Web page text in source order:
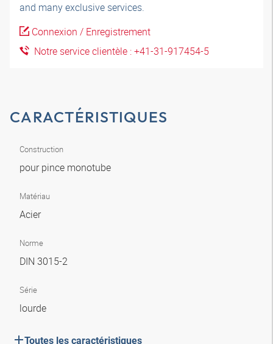
and many exclusive services.
Connexion / Enregistrement
Notre service clientèle : +41-31-917454-5
CARACTÉRISTIQUES
Construction
pour pince monotube
Matériau
Acier
Norme
DIN 3015-2
Série
lourde
Toutes les caractéristiques